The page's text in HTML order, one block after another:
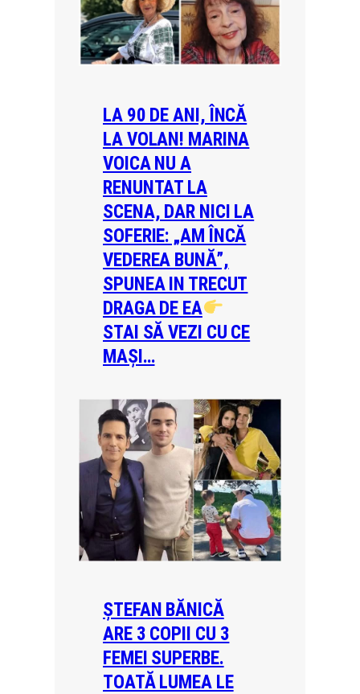
LA 90 DE ANI, ÎNCĂ
LA VOLAN! MARINA
VOICA NU A
RENUNTAT LA
SCENA, DAR NICI LA
SOFERIE: „AM ÎNCĂ
VEDEREA BUNĂ”,
SPUNEA IN TRECUT
DRAGA DE EA
STAI SĂ VEZI CU CE
MAȘI…
ȘTEFAN BĂNICĂ
ARE 3 COPII CU 3
FEMEI SUPERBE.
TOATĂ LUMEA LE